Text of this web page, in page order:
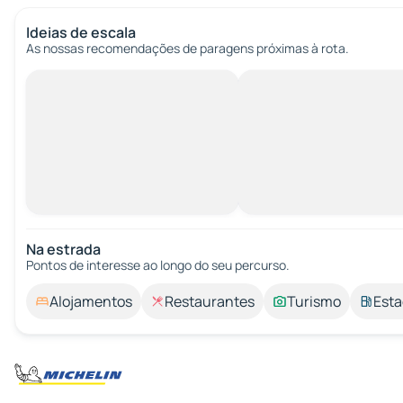
Ideias de escala
As nossas recomendações de paragens próximas à rota.
Na estrada
Pontos de interesse ao longo do seu percurso.
Alojamentos Restaurantes Turismo